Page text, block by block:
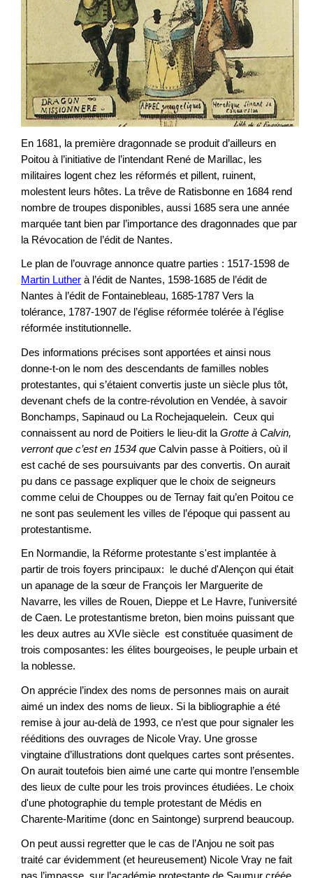
En 1681, la première dragonnade se produit d’ailleurs en
Poitou à l’initiative de l’intendant René de Marillac, les
militaires logent chez les réformés et pillent, ruinent,
molestent leurs hôtes. La trêve de Ratisbonne en 1684 rend
nombre de troupes disponibles, aussi 1685 sera une année
marquée tant bien par l’importance des dragonnades que par
la Révocation de l’édit de Nantes.
Le plan de l’ouvrage annonce quatre parties : 1517-1598 de
Martin Luther à l’édit de Nantes, 1598-1685 de l’édit de
Nantes à l’édit de Fontainebleau, 1685-1787 Vers la
tolérance, 1787-1907 de l’église réformée tolérée à l’église
réformée institutionnelle.
Des informations précises sont apportées et ainsi nous
donne-t-on le nom des descendants de familles nobles
protestantes, qui s’étaient convertis juste un siècle plus tôt,
devenant chefs de la contre-révolution en Vendée, à savoir
Bonchamps, Sapinaud ou La Rochejaquelein. Ceux qui
connaissent au nord de Poitiers le lieu-dit la Grotte à Calvin,
verront que c’est en 1534 que Calvin passe à Poitiers, où il
est caché de ses poursuivants par des convertis. On aurait
pu dans ce passage expliquer que le choix de seigneurs
comme celui de Chouppes ou de Ternay fait qu’en Poitou ce
ne sont pas seulement les villes de l’époque qui passent au
protestantisme.
En Normandie, la Réforme protestante s'est implantée à
partir de trois foyers principaux: le duché d'Alençon qui était
un apanage de la sœur de François Ier Marguerite de
Navarre, les villes de Rouen, Dieppe et Le Havre, l'université
de Caen. Le protestantisme breton, bien moins puissant que
les deux autres au XVIe siècle est constituée quasiment de
trois composantes: les élites bourgeoises, le peuple urbain et
la noblesse.
On apprécie l’index des noms de personnes mais on aurait
aimé un index des noms de lieux. Si la bibliographie a été
remise à jour au-delà de 1993, ce n’est que pour signaler les
rééditions des ouvrages de Nicole Vray. Une grosse
vingtaine d’illustrations dont quelques cartes sont présentes.
On aurait toutefois bien aimé une carte qui montre l’ensemble
des lieux de culte pour les trois provinces étudiées. Le choix
d'une photographie du temple protestant de Médis en
Charente-Maritime (donc en Saintonge) surprend beaucoup.
On peut aussi regretter que le cas de l’Anjou ne soit pas
traité car évidemment (et heureusement) Nicole Vray ne fait
pas l’impasse sur l’académie protestante de Saumur créée